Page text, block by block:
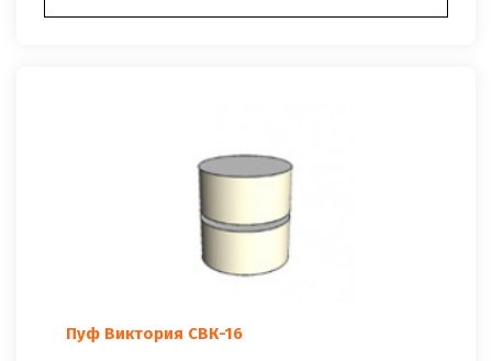
Пуф Виктория СВК-16